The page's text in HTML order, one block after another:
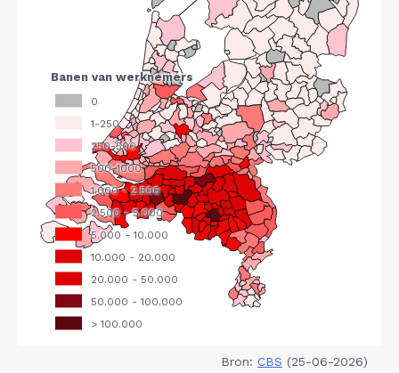
Bron: CBS (25-06-2026)